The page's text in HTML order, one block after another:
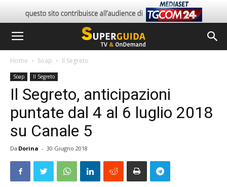
Home Soap Il Segreto
Soap Il Segreto
Il Segreto, anticipazioni
puntate dal 4 al 6 luglio 2018
su Canale 5
Da Dorina - 30 Giugno 2018